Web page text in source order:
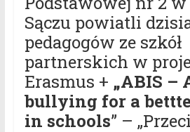
Sączu powiatli
pedagogów ze szkół
partnerskich w
Erasmus + „ABIS –
bullying for a
in schools” –